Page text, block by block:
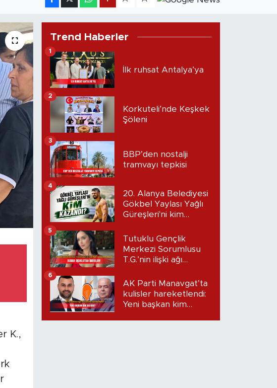
K.,
Trend Haberler
İlk ruhsat Antalya’ya
1
Korkuteli’nde Keşkek
Şöleni
2
BBP’den nostalji
tramvayı tepkisi
3
20. Alanya Belediyesi
Gökbel Yaylası Yağlı
Güreşleri'ni kim
4
Tutuklu Gençlik
Merkezi Sorumlusu
T.G.’nin ilişki ağı
Dudak uçuklatan
iddialar!
5
AK Parti Manavgat’ta
kulisler hareketlendi:
Yeni başkan kim
6